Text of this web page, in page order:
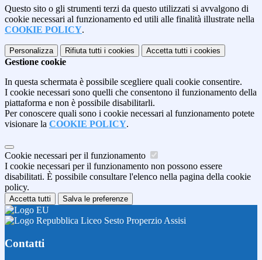
Questo sito o gli strumenti terzi da questo utilizzati si avvalgono di
cookie necessari al funzionamento ed utili alle finalità illustrate nella
COOKIE POLICY.
Personalizza Rifiuta tutti i cookies Accetta tutti i cookies
Gestione cookie
In questa schermata è possibile scegliere quali cookie consentire.
I cookie necessari sono quelli che consentono il funzionamento della
piattaforma e non è possibile disabilitarli.
Per conoscere quali sono i cookie necessari al funzionamento potete
visionare la COOKIE POLICY.
Cookie necessari per il funzionamento
I cookie necessari per il funzionamento non possono essere
disabilitati. È possibile consultare l'elenco nella pagina della cookie
policy.
Accetta tutti Salva le preferenze
Liceo Sesto Properzio Assisi
Contatti